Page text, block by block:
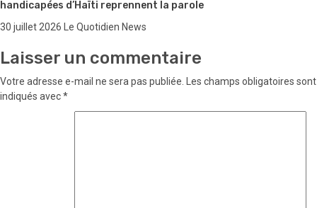
handicapées d’Haïti reprennent la parole
30 juillet 2026 Le Quotidien News
Laisser un commentaire
Votre adresse e-mail ne sera pas publiée.
Les champs obligatoires sont
indiqués avec*